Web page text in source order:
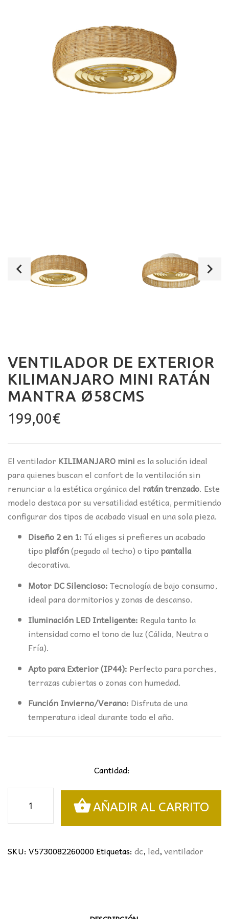
VENTILADOR DE EXTERIOR
KILIMANJARO MINI RATÁN
MANTRA Ø58CMS
199,00€
El ventilador KILIMANJARO minies la solución ideal
para quienes buscan el confort de la ventilación sin
renunciar a la estética orgánica del ratán trenzado. Este
modelo destaca por su versatilidad estética, permitiendo
configurar dos tipos de acabado visual en una sola pieza.
Diseño 2 en 1:Tú eliges si prefieres un acabado
tipoplafón(pegado al techo) o tipopantalla
decorativa.
Motor DC Silencioso:Tecnología de bajo consumo,
ideal para dormitorios y zonas de descanso.
Iluminación LED Inteligente: Regula tanto la
intensidad como el tono de luz (Cálida, Neutra o
Fría).
Apto para Exterior (IP44): Perfecto para porches,
terrazas cubiertas o zonas con humedad.
Función Invierno/Verano: Disfruta de una
temperatura ideal durante todo el año.
Cantidad:
EXTERIOR
MINI
AÑADIR AL CARRITO
SKU: V5730082260000Etiquetas: dc, led,ventilador